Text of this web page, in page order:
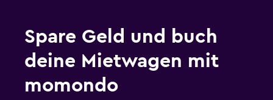
Spare Geld und buch
deine Mietwagen mit
momondo